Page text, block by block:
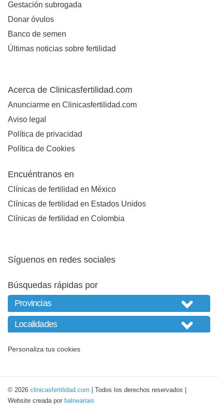
Gestación subrogada
Donar óvulos
Banco de semen
Últimas noticias sobre fertilidad
Acerca de Clinicasfertilidad.com
Anunciarme en Clinicasfertilidad.com
Aviso legal
Política de privacidad
Política de Cookies
Encuéntranos en
Clínicas de fertilidad en México
Clínicas de fertilidad en Estados Unidos
Clínicas de fertilidad en Colombia
Síguenos en redes sociales
Búsquedas rápidas por
Personaliza tus cookies
© 2026 clinicasfertilidad.com | Todos los derechos reservados |
Website creada por balneariais